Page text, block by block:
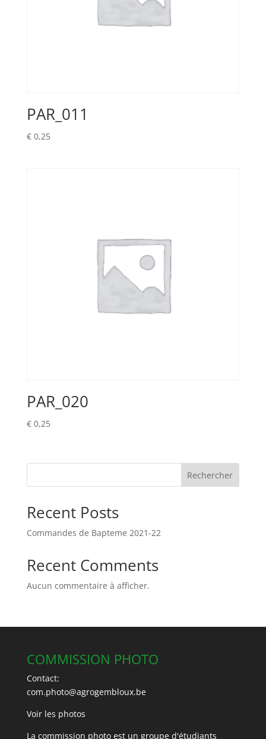
PAR_011
€0,25
PAR_020
€0,25
Rechercher
Recent Posts
Commandes de Bapteme 2021-22
Recent Comments
Aucun commentaire à afficher.
COMMISSION PHOTO
Contact:
com.photo@agrogembloux.be
Voir les photos
La commission photo est un groupe d'étudiants